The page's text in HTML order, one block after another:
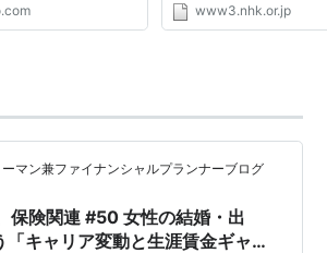
www3.nhk.or.jp
マン兼ファイナンシャルプランナーブログ
保険関連 #50 女性の結婚・出
「キャリア変動と生涯賃金ギャッ